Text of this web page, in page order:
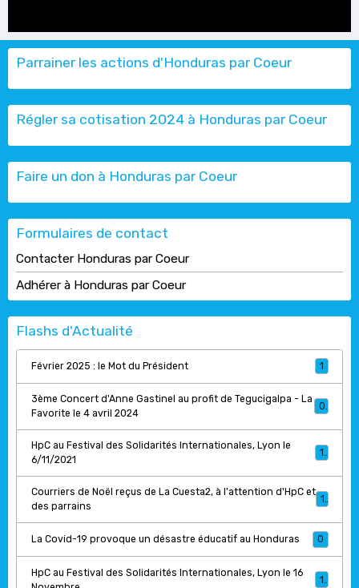
Parrainer les actions d'Honduras par Coeur
Régler sa cotisation 2024 à Honduras par Coeur
Faire un don à Honduras par Coeur
Formulaires de contact
Contacter Honduras par Coeur
Adhérer à Honduras par Coeur
Flashs d'Actualité
Février 2025 : le Mot du Président 1
3ème Concert d'Anne Gastinel au profit de Tegucigalpa - La
Favorite le 4 avril 2024
0
HpC au Festival des Solidarités Internationales, Lyon le
6/11/2021
1
Courriers de Noël reçus de La Cuesta2, à l'attention d'HpC et
des parrains
1
La Covid-19 provoque un désastre éducatif au Honduras 0
HpC au Festival des Solidarités Internationales, Lyon le 16